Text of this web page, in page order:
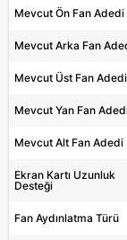
Mevcut Ön Fan Adedi
Mevcut Arka Fan
Mevcut Üst Fan Adedi
Mevcut Yan Fan
Mevcut Alt Fan Adedi
Ekran Kartı Uzunluk
Desteği
Fan Aydınlatma Türü